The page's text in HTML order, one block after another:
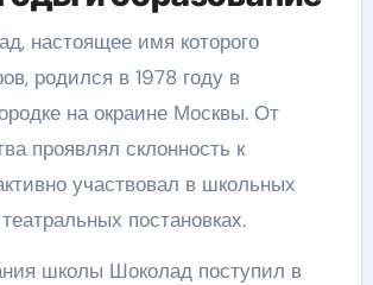
настоящее имя которого
родился в 1978 году в
на окраине Москвы. От
проявлял склонность к
участвовал в школьных
постановках.
школы Шоколад поступил в